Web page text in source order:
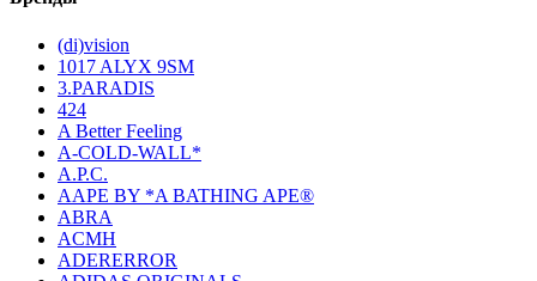
(di)vision
1017 ALYX 9SM
3.PARADIS
424
A Better Feeling
A-COLD-WALL*
A.P.C.
AAPE BY *A BATHING APE®
ABRA
ACMH
ADERERROR